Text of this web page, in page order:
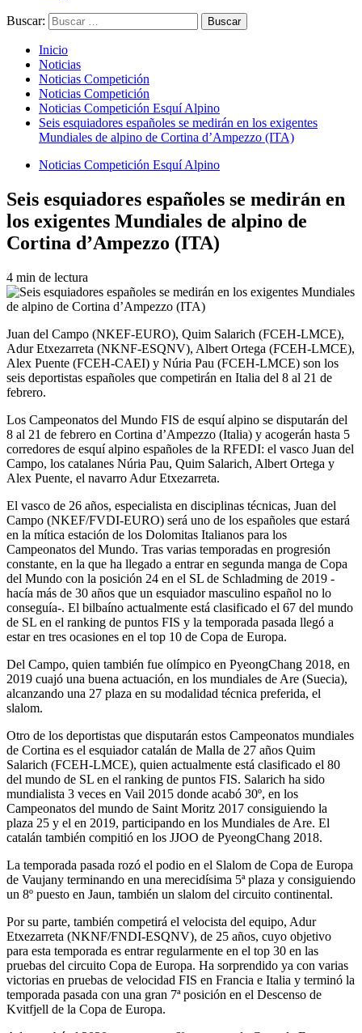
Buscar:
Inicio
Noticias
Noticias Competición
Noticias Competición
Noticias Competición Esquí Alpino
Seis esquiadores españoles se medirán en los exigentes
Mundiales de alpino de Cortina d’Ampezzo (ITA)
Noticias Competición Esquí Alpino
Seis esquiadores españoles se medirán en
los exigentes Mundiales de alpino de
Cortina d’Ampezzo (ITA)
4 min de lectura
Juan del Campo (NKEF-EURO), Quim Salarich (FCEH-LMCE),
Adur Etxezarreta (NKNF-ESQNV), Albert Ortega (FCEH-LMCE),
Alex Puente (FCEH-CAEI) y Núria Pau (FCEH-LMCE) son los
seis deportistas españoles que competirán en Italia del 8 al 21 de
febrero.
Los Campeonatos del Mundo FIS de esquí alpino se disputarán del
8 al 21 de febrero en Cortina d’Ampezzo (Italia) y acogerán hasta 5
corredores de esquí alpino españoles de la RFEDI: el vasco Juan del
Campo, los catalanes Núria Pau, Quim Salarich, Albert Ortega y
Alex Puente, el navarro Adur Etxezarreta.
El vasco de 26 años, especialista en disciplinas técnicas, Juan del
Campo (NKEF/FVDI-EURO) será uno de los españoles que estará
en la mítica estación de los Dolomitas Italianos para los
Campeonatos del Mundo. Tras varias temporadas en progresión
constante, en la que ha llegado a entrar en segunda manga de Copa
del Mundo con la posición 24 en el SL de Schladming de 2019 -
hacía más de 30 años que un esquiador masculino español no lo
conseguía-. El bilbaíno actualmente está clasificado el 67 del mundo
de SL en el ranking de puntos FIS y la temporada pasada llegó a
estar en tres ocasiones en el top 10 de Copa de Europa.
Del Campo, quien también fue olímpico en PyeongChang 2018, en
2019 cuajó una buena actuación, en los mundiales de Are (Suecia),
alcanzando una 27 plaza en su modalidad técnica preferida, el
slalom.
Otro de los deportistas que disputarán estos Campeonatos mundiales
de Cortina es el esquiador catalán de Malla de 27 años Quim
Salarich (FCEH-LMCE), quien actualmente está clasificado el 80
del mundo de SL en el ranking de puntos FIS. Salarich ha sido
mundialista 3 veces en Vail 2015 donde acabó 30º, en los
Campeonatos del mundo de Saint Moritz 2017 consiguiendo la
plaza 25 y el en 2019, participando en los Mundiales de Are. El
catalán también compitió en los JJOO de PyeongChang 2018.
La temporada pasada rozó el podio en el Slalom de Copa de Europa
de Vaujany terminando en una merecidísima 5ª plaza y consiguiendo
un 8º puesto en Jaun, también un slalom del circuito continental.
Por su parte, también competirá el velocista del equipo, Adur
Etxezarreta (NKNF/FNDI-ESQNV), de 25 años, cuyo objetivo
para esta temporada es entrar regularmente en el top 30 en las
pruebas del circuito Copa de Europa. Ha sorprendido ya con varias
victorias en pruebas de velocidad FIS en Francia e Italia y terminó la
temporada pasada con una gran 7ª posición en el Descenso de
Kvitfjell de la Copa de Europa.